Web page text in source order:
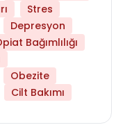
Stres
Depresyon
Bağımlılığı
Obezite
Cilt Bakımı